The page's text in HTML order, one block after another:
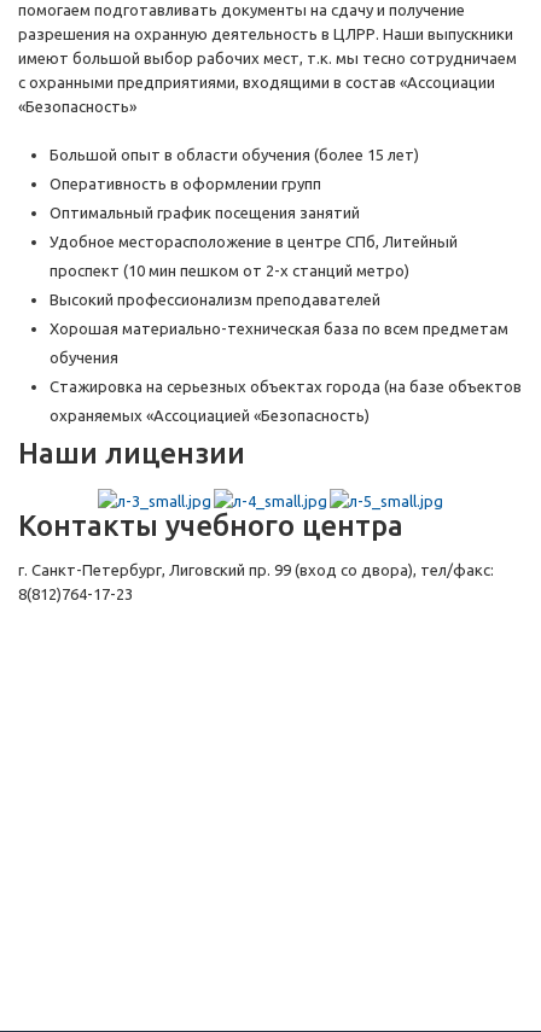
помогаем подготавливать документы на сдачу и получение
разрешения на охранную деятельность в ЦЛРР. Наши выпускники
имеют большой выбор рабочих мест, т.к. мы тесно сотрудничаем
с охранными предприятиями, входящими в состав «Ассоциации
«Безопасность»
Большой опыт в области обучения (более 15 лет)
Оперативность в оформлении групп
Оптимальный график посещения занятий
Удобное месторасположение в центре СПб, Литейный
проспект (10 мин пешком от 2-х станций метро)
Высокий профессионализм преподавателей
Хорошая материально-техническая база по всем предметам
обучения
Стажировка на серьезных объектах города (на базе объектов
охраняемых «Ассоциацией «Безопасность)
Наши лицензии
Контакты учебного центра
г. Санкт-Петербург, Лиговский пр. 99 (вход со двора), тел/факс:
8(812)764-17-23